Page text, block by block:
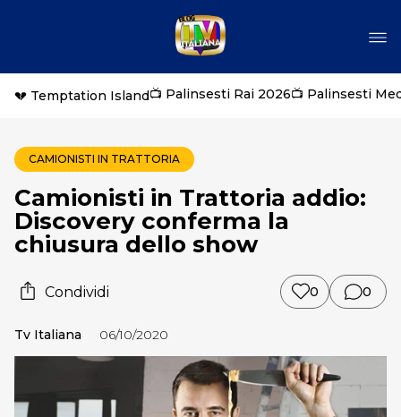
💔 Temptation Island📺 Palinsesti Rai 2026📺 Palinsesti
CAMIONISTI IN TRATTORIA
Camionisti in Trattoria addio:
Discovery conferma la
chiusura dello show
Condividi 0 0
Tv Italiana 06/10/2020